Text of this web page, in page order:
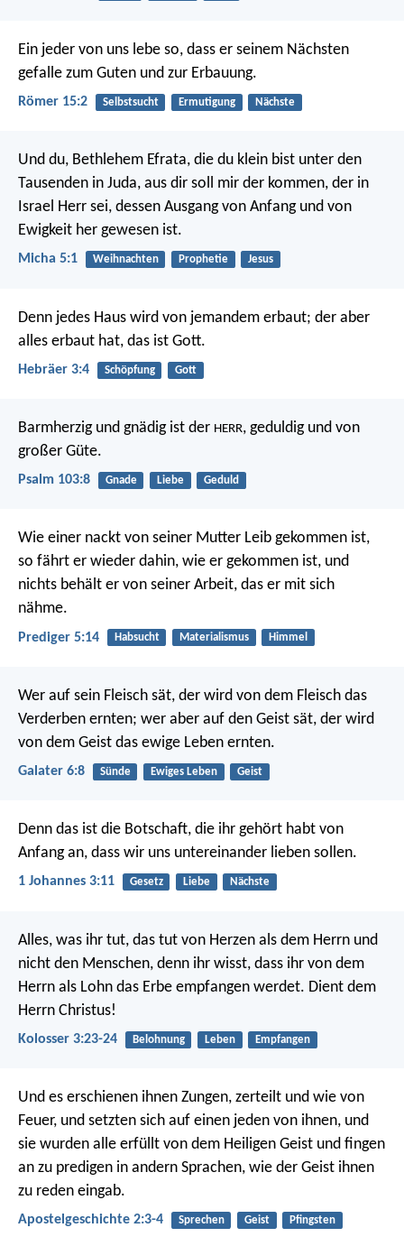
Ein jeder von uns lebe so, dass er seinem Nächsten
gefalle zum Guten und zur Erbauung.
Römer 15:2 Selbstsucht Ermutigung Nächste
Und du, Bethlehem Efrata, die du klein bist unter den
Tausenden in Juda, aus dir soll mir der kommen, der in
Israel Herr sei, dessen Ausgang von Anfang und von
Ewigkeit her gewesen ist.
Micha 5:1 Weihnachten Prophetie Jesus
Denn jedes Haus wird von jemandem erbaut; der aber
alles erbaut hat, das ist Gott.
Hebräer 3:4 Schöpfung Gott
Barmherzig und gnädig ist der HERR, geduldig und von
großer Güte.
Psalm 103:8 Gnade Liebe Geduld
Wie einer nackt von seiner Mutter Leib gekommen ist,
so fährt er wieder dahin, wie er gekommen ist, und
nichts behält er von seiner Arbeit, das er mit sich
nähme.
Prediger 5:14 Habsucht Materialismus Himmel
Wer auf sein Fleisch sät, der wird von dem Fleisch das
Verderben ernten; wer aber auf den Geist sät, der wird
von dem Geist das ewige Leben ernten.
Galater 6:8 Sünde Ewiges Leben Geist
Denn das ist die Botschaft, die ihr gehört habt von
Anfang an, dass wir uns untereinander lieben sollen.
1 Johannes 3:11 Gesetz Liebe Nächste
Alles, was ihr tut, das tut von Herzen als dem Herrn und
nicht den Menschen, denn ihr wisst, dass ihr von dem
Herrn als Lohn das Erbe empfangen werdet. Dient dem
Herrn Christus!
Kolosser 3:23-24 Belohnung Leben Empfangen
Und es erschienen ihnen Zungen, zerteilt und wie von
Feuer, und setzten sich auf einen jeden von ihnen, und
sie wurden alle erfüllt von dem Heiligen Geist und fingen
an zu predigen in andern Sprachen, wie der Geist ihnen
zu reden eingab.
Apostelgeschichte 2:3-4 Sprechen Geist Pfingsten